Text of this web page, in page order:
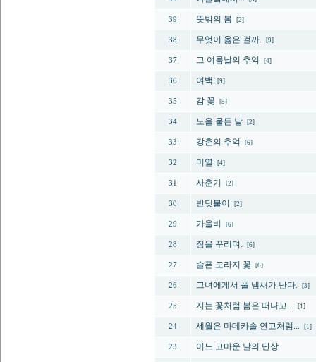
39 뜻밖의 봄 [2]
38 무엇이 옳은 걸까. [9]
37 그 여름날의 추억 [4]
36 여백 [9]
35 감 꽃 [5]
34 노을 물든 날 [2]
33 강촌의 추억 [6]
32 미열 [4]
31 사춘기 [2]
30 반딧불이 [2]
29 가을비 [6]
28 짐을 꾸리며. [6]
27 슬픈 도라지 꽃 [6]
26 그녀에게서 풀 냄새가 난다. [3]
25 지는 꽃처럼 봄은 떠나고... [1]
24 세월은 마데카솔 연고처럼... [1]
23 어느 고마운 날의 단상